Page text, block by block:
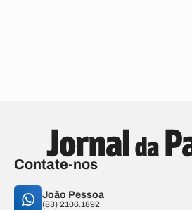
Contate-nos
João Pessoa
(83) 2106.1892